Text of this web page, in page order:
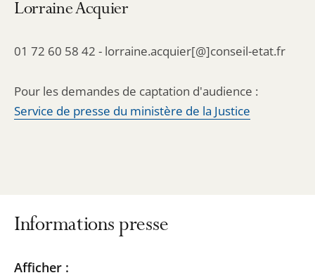
Lorraine Acquier
01 72 60 58 42 - lorraine.acquier[@]conseil-etat.fr
Pour les demandes de captation d'audience :
Service de presse du ministère de la Justice
Informations presse
Passer
Passer
Afficher :